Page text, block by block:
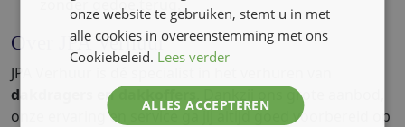
zonder gedoe terug.
Over JPA Verhuur
JPA Verhuur is dé specialist in het verhuren van
dakdragers en dakkoffers
. Dankzij ons grote aanbod,
onze ervaring en service ga jij altijd goed voorbereid op
onze website te gebruiken, stemt u in met
alle cookies in overeenstemming met ons
Cookiebeleid. Lees verder
ALLES ACCEPTEREN